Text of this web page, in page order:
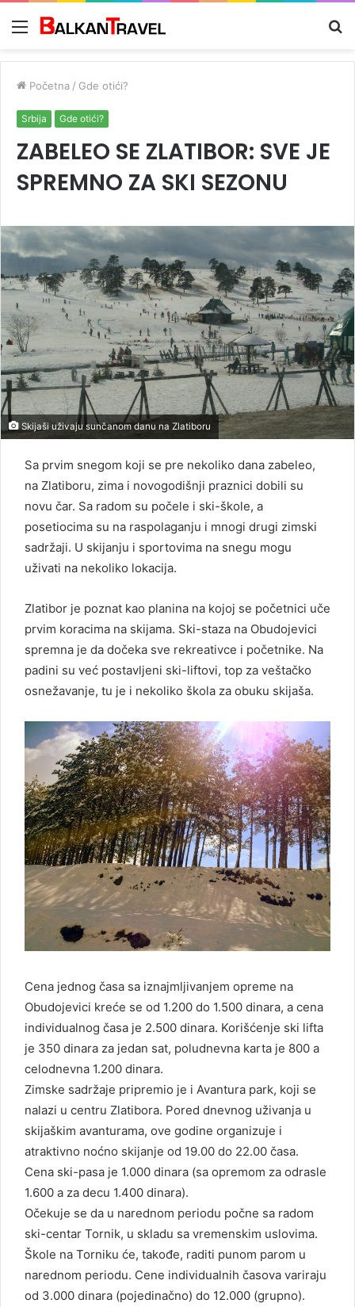
Meni
Početna / Gde otići?
Srbija Gde otići?
ZABELEO SE ZLATIBOR: SVE JE
SPREMNO ZA SKI SEZONU
Skijaši uživaju sunčanom danu na Zlatiboru
Sa prvim snegom koji se pre nekoliko dana zabeleo,
na Zlatiboru, zima i novogodišnji praznici dobili su
novu čar. Sa radom su počele i ski-škole, a
posetiocima su na raspolaganju i mnogi drugi zimski
sadržaji. U skijanju i sportovima na snegu mogu
uživati na nekoliko lokacija.
Zlatibor je poznat kao planina na kojoj se početnici uče
prvim koracima na skijama. Ski-staza na Obudojevici
spremna je da dočeka sve rekreativce i početnike. Na
padini su već postavljeni ski-liftovi, top za veštačko
osnežavanje, tu je i nekoliko škola za obuku skijaša.
Cena jednog časa sa iznajmljivanjem opreme na
Obudojevici kreće se od 1.200 do 1.500 dinara, a cena
individualnog časa je 2.500 dinara. Korišćenje ski lifta
je 350 dinara za jedan sat, poludnevna karta je 800 a
celodnevna 1.200 dinara.
Zimske sadržaje pripremio je i Avantura park, koji se
nalazi u centru Zlatibora. Pored dnevnog uživanja u
skijaškim avanturama, ove godine organizuje i
atraktivno noćno skijanje od 19.00 do 22.00 časa.
Cena ski-pasa je 1.000 dinara (sa opremom za odrasle
1.600 a za decu 1.400 dinara).
Očekuje se da u narednom periodu počne sa radom
ski-centar Tornik, u skladu sa vremenskim uslovima.
Škole na Torniku će, takođe, raditi punom parom u
narednom periodu. Cene individualnih časova variraju
od 3.000 dinara (pojedinačno) do 12.000 (grupno).